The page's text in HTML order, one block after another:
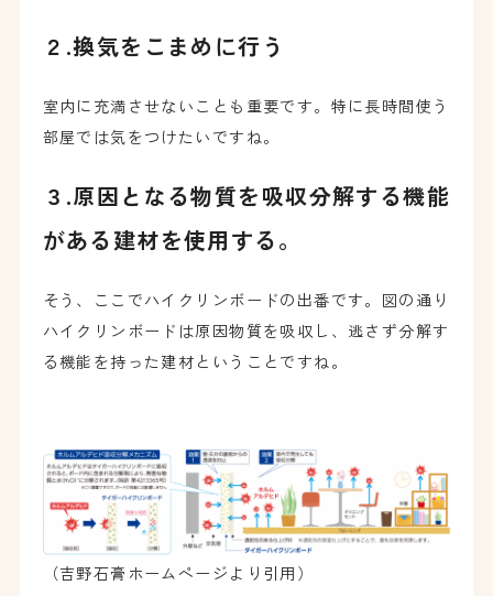
２.換気をこまめに行う
室内に充満させないことも重要です。特に長時間使う
部屋では気をつけたいですね。
３.原因となる物質を吸収分解する機能
がある建材を使用する。
そう、ここでハイクリンボードの出番です。図の通り
ハイクリンボードは原因物質を吸収し、逃さず分解す
る機能を持った建材ということですね。
（吉野石膏ホームページより引用）